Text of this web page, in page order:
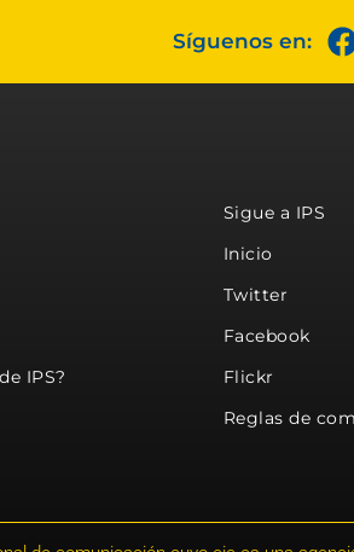
Síguenos en:
IPS?
Sigue a IPS
Inicio
Twitter
Facebook
Flickr
Reglas de